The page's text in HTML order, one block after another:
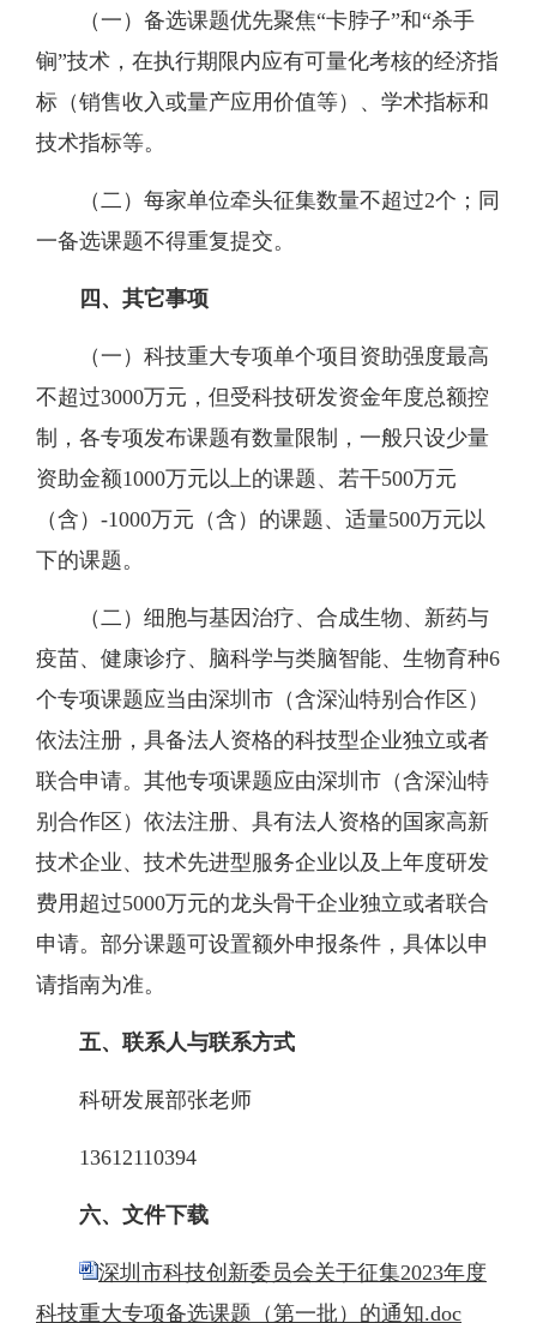
（一）备选课题优先聚焦“卡脖子”和“杀手
锏”技术 ，在执行期限内应有可量化考核的经济指
标（销售收入或量产应用价值等）、学术指标和
技术指标等。
（二） 每家单位牵头征集数量不超过2个 ； 同
一备选课题不得重复提交。
四、其它事项
（一）科技重大专项单个项目资助强度最高
不超过3000万元，但受科技研发资金年度总额控
制， 各专项发布课题有数量限制，一般只设少量
资助金额1000万元以上的课题、若干500万元
（含）-1000万元（含）的课题、适量500万元以
下的课题。
（二）细胞与基因治疗、合成生物、新药与
疫苗、健康诊疗、脑科学与类脑智能、生物育种6
个专项课题应当由深圳市（含深汕特别合作区）
依法注册，具备法人资格的科技型企业独立或者
联合申请。其他专项课题应由深圳市（含深汕特
别合作区）依法注册、具有法人资格的国家高新
技术企业、技术先进型服务企业以及上年度研发
费用超过5000万元的龙头骨干企业独立或者联合
申请。部分课题可设置额外申报条件，具体以申
请指南为准。
五、联系人与联系方式
科研发展部张老师
13612110394
六、文件下载
深圳市科技创新委员会关于征集2023年度
科技重大专项备选课题（第一批）的通知.doc